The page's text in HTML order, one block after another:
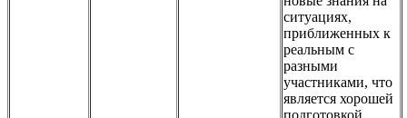
ситуациях,
приближенных к
реальным с
разными
участниками, что
является хорошей
подготовкой